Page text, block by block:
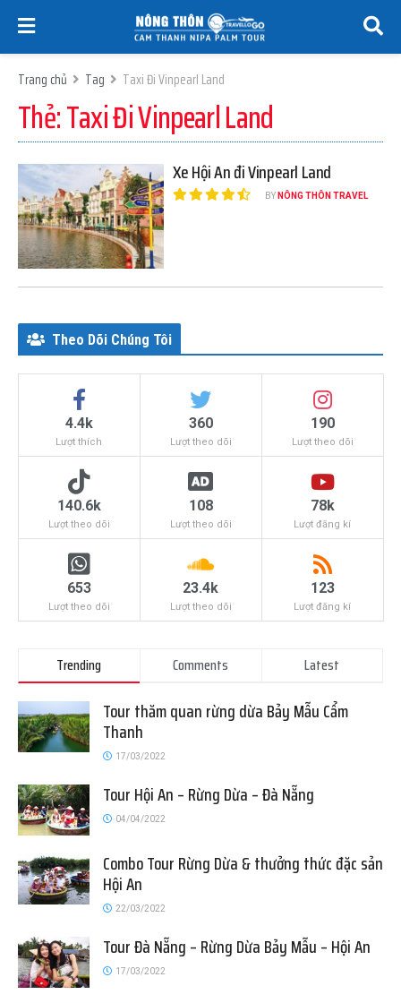
Trang chủ Tag Taxi Đi Vinpearl Land
Thẻ:Taxi Đi Vinpearl Land
Xe Hội An đi Vinpearl Land
BY NÔNG THÔN TRAVEL
Theo Dõi Chúng Tôi
4.4k
Lượt thích
360
Lượt theo dõi
190
Lượt theo dõi
140.6k
Lượt theo dõi
108
Lượt theo dõi
78k
Lượt đăng kí
653
Lượt theo dõi
23.4k
Lượt theo dõi
123
Lượt đăng kí
Trending Comments Latest
Tour thăm quan rừng dừa Bảy Mẫu Cẩm
Thanh
17/03/2022
Tour Hội An – Rừng Dừa – Đà Nẵng
04/04/2022
Combo Tour Rừng Dừa & thưởng thức đặc sản
Hội An
22/03/2022
Tour Đà Nẵng – Rừng Dừa Bảy Mẫu – Hội An
17/03/2022